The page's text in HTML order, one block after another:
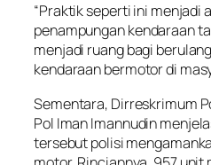
“Praktik seperti ini menjadi
penampungan kendaraan
menjadi ruang bagi
kendaraan bermotor di
Sementara, Dirreskrimum
Pol Iman Imannudin
tersebut polisi